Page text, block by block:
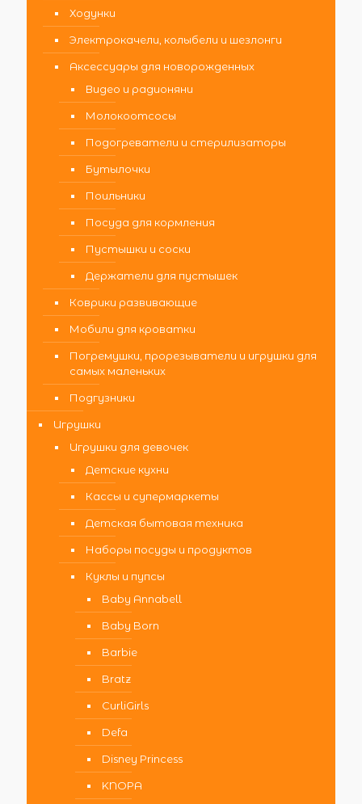
Ходунки
Электрокачели, колыбели и шезлонги
Аксессуары для новорожденных
Видео и радионяни
Молокоотсосы
Подогреватели и стерилизаторы
Бутылочки
Поильники
Посуда для кормления
Пустышки и соски
Держатели для пустышек
Коврики развивающие
Мобили для кроватки
Погремушки, прорезыватели и игрушки для
самых маленьких
Подгузники
Игрушки
Игрушки для девочек
Детские кухни
Кассы и супермаркеты
Детская бытовая техника
Наборы посуды и продуктов
Куклы и пупсы
Baby Annabell
Baby Born
Barbie
Bratz
CurliGirls
Defa
Disney Princess
KNOPA